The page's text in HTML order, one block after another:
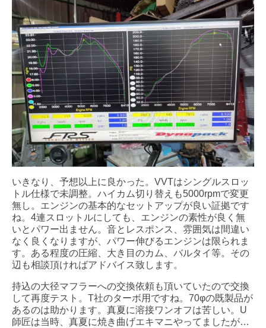
いきなり、予想以上に良かった。VVTはシングルスロッ
トル仕様で未調整。ハイカム切り替えも5000rpmで変更
無し。エンジンの基本的なセットアップが良い証拠です
ね。4連スロットルにしても、エンジンの素性が良く無
いとパワー出ません。音とレスポンス、雰囲気は間違い
なく良くなりますが、パワー伸びるエンジンは限られま
す。ある程度の圧縮、大き目のカム、バルタイ等。その
辺も相談頂ければアドバイス致します。
持込の大径マフラーへの交換依頼も頂いていたので交換
して再度テスト。T社のターボ用ですね。70φの既製品が
あるのは助かります。真夏に溶接ワンオフは苦しい。U
師匠は当時、真夏に焼き曲げエキマニやってましたが…